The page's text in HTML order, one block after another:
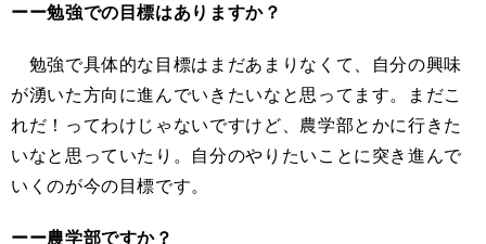
ーー勉強での目標はありますか？
勉強で具体的な目標はまだあまりなくて、自分の興味
が湧いた方向に進んでいきたいなと思ってます。まだこ
れだ！ってわけじゃないですけど、農学部とかに行きた
いなと思っていたり。自分のやりたいことに突き進んで
いくのが今の目標です。
ーー農学部ですか？